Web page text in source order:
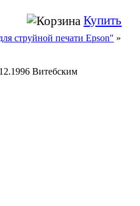
Купить
струйной печати Epson" »
Витебским